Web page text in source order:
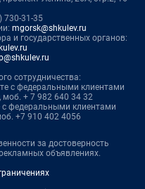
730-31-35
mgorsk@shkulev.ru
и государственных органов:
сотрудничества:
с федеральными клиентами
, моб. + 7 982 640 34 32
с федеральными клиентами
+7 910 402 4056
за достоверность
объявлениях.